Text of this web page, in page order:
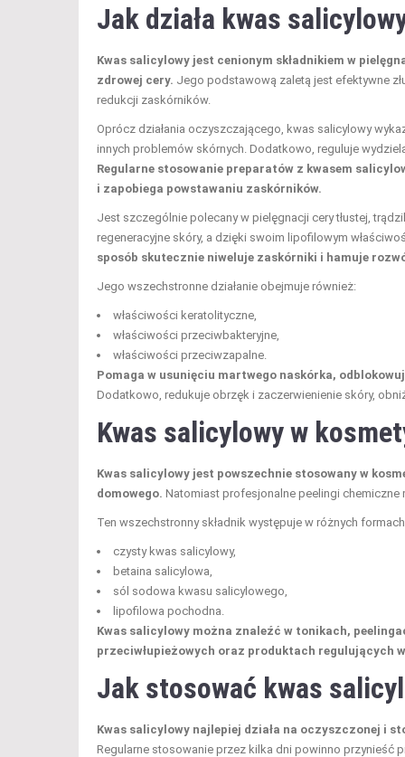
Jak działa kwas
Kwas salicylowy jest cenionym składnikiem w
zdrowej cery. Jego podstawową zaletą jest efektywne
redukcji zaskórników.
Oprócz działania oczyszczającego, kwas salicylowy
innych problemów skórnych. Dodatkowo, reguluje
Regularne stosowanie preparatów z kwasem
i zapobiega powstawaniu zaskórników.
Jest szczególnie polecany w pielęgnacji cery tłustej,
regeneracyjne skóry, a dzięki swoim lipofilowym
sposób skutecznie niweluje zaskórniki i hamuje
Jego wszechstronne działanie obejmuje również:
właściwości keratolityczne,
właściwości przeciwbakteryjne,
właściwości przeciwzapalne.
Pomaga w usunięciu martwego naskórka,
Dodatkowo, redukuje obrzęk i zaczerwienienie skóry,
Kwas salicylowy w
Kwas salicylowy jest powszechnie stosowany w
domowego. Natomiast profesjonalne peelingi chemiczne
Ten wszechstronny składnik występuje w różnych
czysty kwas salicylowy,
betaina salicylowa,
sól sodowa kwasu salicylowego,
lipofilowa pochodna.
Kwas salicylowy można znaleźć w tonikach,
przeciwłupieżowych oraz produktach regulujących
Jak stosować kwas
Kwas salicylowy najlepiej działa na oczyszczonej i
Regularne stosowanie przez kilka dni powinno przynieść